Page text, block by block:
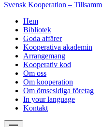
Svensk Kooperation –
Hem
Bibliotek
Goda affärer
Kooperativa akademin
Arrangemang
Kooperativ kod
Om oss
Om kooperation
Om ömsesidiga företag
In your language
Kontakt